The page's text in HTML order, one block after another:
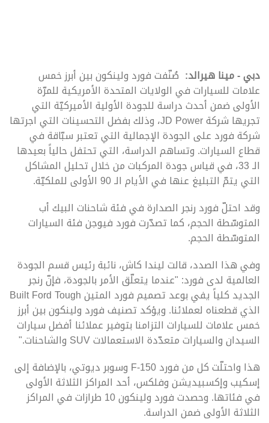
دبي - مينا هيرالد:
صُنّفت فورد ولينكون بين أبرز خمس
علامات للسيارات في الولايات المتحدة الأمريكية للمرّة
الأولى ضمن أحدث دراسة للجودة الأولية الأميركيّة التي
تجريها شركة JD Power، وذلك بفضل التحسينات التي اجرتها
شركة فورد على الجودة الإجمالية التي تعتبر سبّاقة في
قطاع السيارات. وتساهم الدراسة، التي تحتفل حالياً بعيدها
الـ 33، في قياس جودة المركبات من خلال تحليل المشاكل
التي يتمّ التبليغ عنها في الأيام الـ 90 الأولى للملكيّة.
وقد احتلّ فورد رنجر الصدارة في فئة شاحنات البيك أب
المتوسّطة الحجم، كما تصدّرت فورد فيوجن فئة السيارات
المتوسّطة الحجم.
وفي هذا الصدد، قالت ليندا كاش، نائبة رئيس قسم الجودة
العالمية لدى فورد: "عندما يتعلّق الأمر بالجودة، فإنّ رنجر
الجديد كلياً يفي بوعد تصميم فورد المتين Built Ford Tough
الذي قطعناه لعملائنا. ويؤكد تصنيف فورد ولينكون بين أبرز
خمس علامات للسيارات التزامنا بتوفير عملائنا أفضل سيارات
السيدان والسيارات متعدّدة الاستعمالات SUV والشاحنات."
هذا واحتلّت كل من فورد F-150 وسوبر ديوتي، بالإضافة إلى
إسكيب وإكسبيديشن وفلكس، أحد المراكز الثلاثة الأولى
في فئاتها. وحصدت فورد ولينكون 10 طرازات في المراكز
الثلاثة الأولى ضمن الدراسة.